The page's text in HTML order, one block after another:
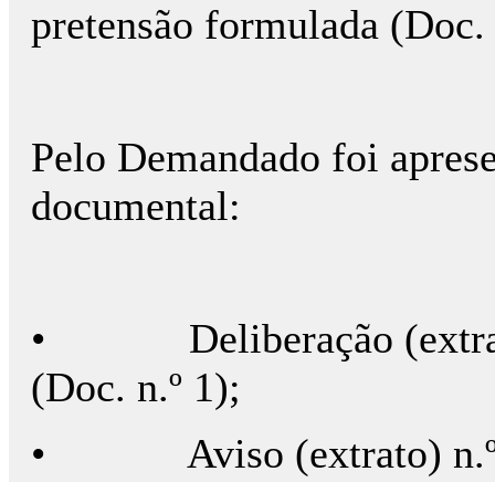
pretensão formulada (Doc.
Pelo Demandado foi
documental:
•
Deliberação
(Doc. n.º 1);
•
Aviso (extrato)